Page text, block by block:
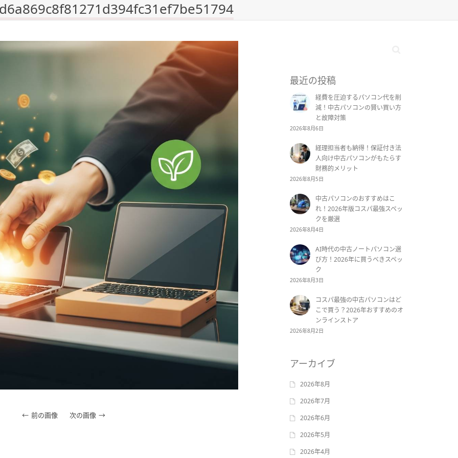
前の画像 次の画像
最近の投稿
経費を圧迫するパソコン代を削
減！中古パソコンの賢い買い方
と故障対策
2026年8月6日
経理担当者も納得！保証付き法
人向け中古パソコンがもたらす
財務的メリット
2026年8月5日
中古パソコンのおすすめはこ
れ！2026年版コスパ最強スペッ
クを厳選
2026年8月4日
AI時代の中古ノートパソコン選
び方！2026年に買うべきスペッ
ク
2026年8月3日
コスパ最強の中古パソコンはど
こで買う？2026年おすすめのオ
ンラインストア
2026年8月2日
アーカイブ
2026年8月
2026年7月
2026年6月
2026年5月
2026年4月